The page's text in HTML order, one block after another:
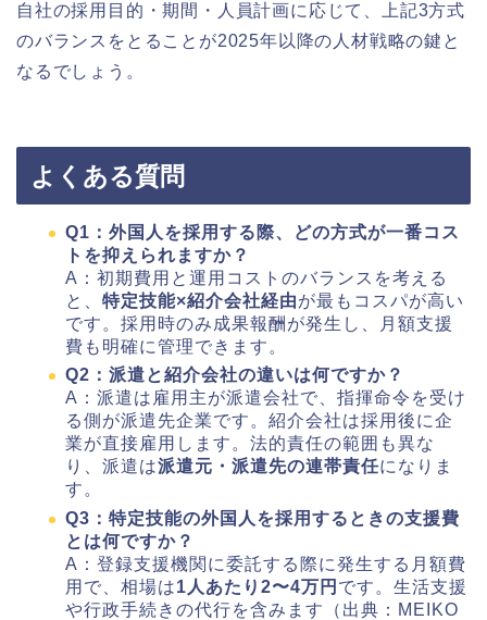
自社の採用目的・期間・人員計画に応じて、上記3方式
のバランスをとることが2025年以降の人材戦略の鍵と
なるでしょう。
よくある質問
Q1：外国人を採用する際、どの方式が一番コス
トを抑えられますか？
A：初期費用と運用コストのバランスを考える
と、 特定技能×紹介会社経由が最もコスパが高い
です。採用時のみ成果報酬が発生し、月額支援
費も明確に管理できます。
Q2：派遣と紹介会社の違いは何ですか？
A：派遣は雇用主が派遣会社で、指揮命令を受け
る側が派遣先企業です。紹介会社は採用後に企
業が直接雇用します。法的責任の範囲も異な
り、派遣は派遣元・派遣先の連帯責任になりま
す。
Q3：特定技能の外国人を採用するときの支援費
とは何ですか？
A：登録支援機関に委託する際に発生する月額費
用で、相場は1人あたり2〜4万円 です。生活支援
や行政手続きの代行を含みます（出典：MEIKO